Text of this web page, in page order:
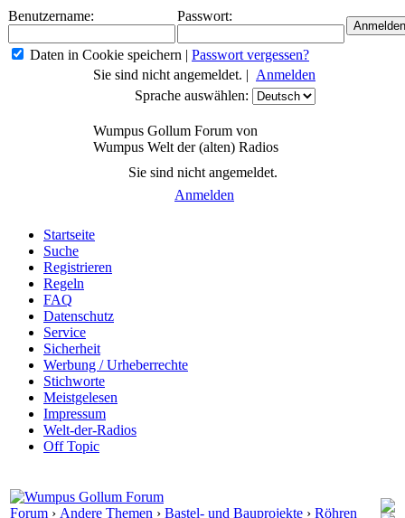
Benutzername: Passwort:
Daten in Cookie speichern | Passwort vergessen?
Sie sind nicht angemeldet. | Anmelden
Sprache auswählen:
Wumpus Gollum Forum von
Wumpus Welt der (alten) Radios
Sie sind nicht angemeldet.
Anmelden
Startseite
Suche
Registrieren
Regeln
FAQ
Datenschutz
Service
Sicherheit
Werbung / Urheberrechte
Stichworte
Meistgelesen
Impressum
Welt-der-Radios
Off Topic
Forum › Andere Themen › Bastel- und Bauprojekte › Röhren